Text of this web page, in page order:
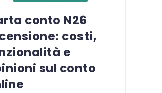
conto N26
costi,
e
sul conto